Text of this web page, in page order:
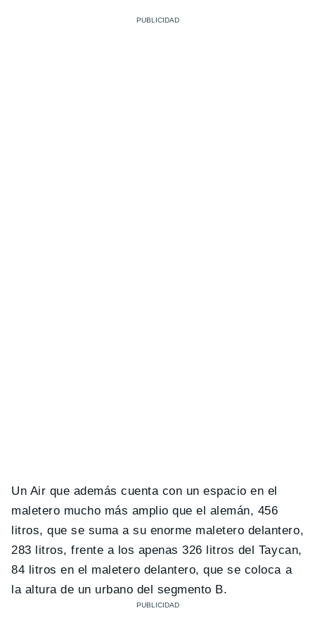
Un Air que además cuenta con un espacio en el
maletero mucho más amplio que el alemán, 456
litros, que se suma a su enorme maletero delantero,
283 litros, frente a los apenas 326 litros del Taycan,
84 litros en el maletero delantero, que se coloca a
la altura de un urbano del segmento B.